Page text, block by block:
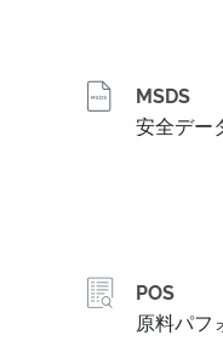
MSDS
安全デー
POS
原料パフ